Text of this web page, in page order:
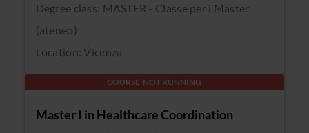
Degree class: MASTER - Classe per i Master
(ateneo)
Location: Vicenza
COURSE NOT RUNNING
Master I in Healthcare Coordination